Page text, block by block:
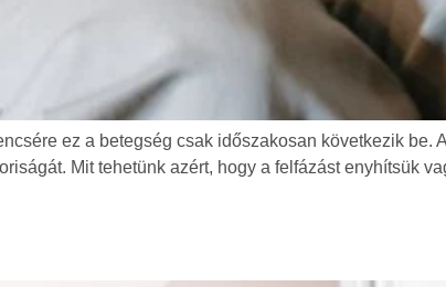
ez a betegség csak időszakosan következik be.
Mit tehetünk azért, hogy a felfázást enyhítsük